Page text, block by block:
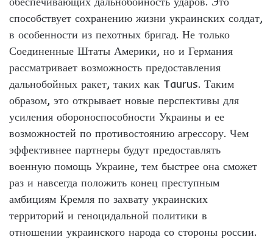
способствует сохранению жизни украинских солдат,
в особенности из пехотных бригад. Не только
Соединенные Штаты Америки, но и Германия
рассматривает возможность предоставления
дальнобойных ракет, таких как Taurus. Таким
образом, это открывает новые перспективы для
усиления обороноспособности Украины и ее
возможностей по противостоянию агрессору. Чем
эффективнее партнеры будут предоставлять
военную помощь Украине, тем быстрее она сможет
раз и навсегда положить конец преступным
амбициям Кремля по захвату украинских
территорий и геноцидальной политики в
отношении украинского народа со стороны россии.